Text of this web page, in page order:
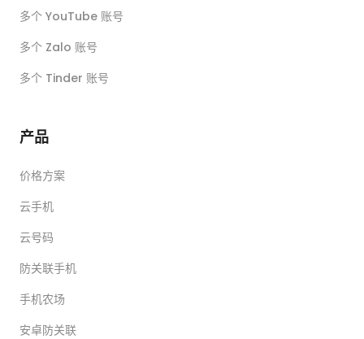
多个 YouTube 账号
多个 Zalo 账号
多个 Tinder 账号
产品
价格方案
云手机
云号码
防关联手机
手机农场
安卓防关联